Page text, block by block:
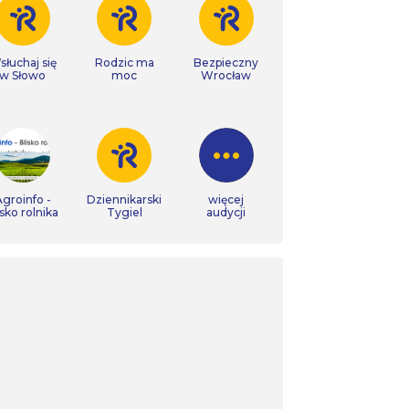
się
w Słowo
Rodzic ma
moc
Bezpieczny
Wrocław
-
rolnika
Dziennikarski
Tygiel
więcej
audycji